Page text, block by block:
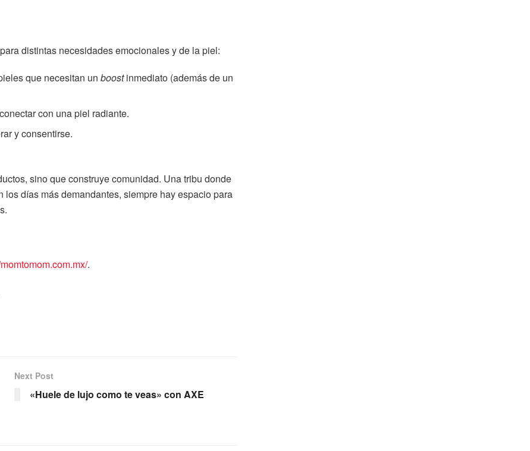
distintas necesidades emocionales y de la piel:
que necesitan un boostinmediato (además de un
con una piel radiante.
y consentirse.
sino que construye comunidad. Una tribu donde
días más demandantes, siempre hay espacio para
.
Next Post
«Huele de lujo como te veas» con AXE